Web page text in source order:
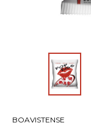
BOAVISTENSE